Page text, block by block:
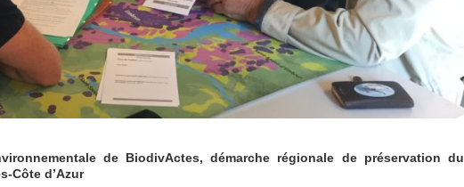
de BiodivActes, démarche régionale de préservation du
Côte d’Azur